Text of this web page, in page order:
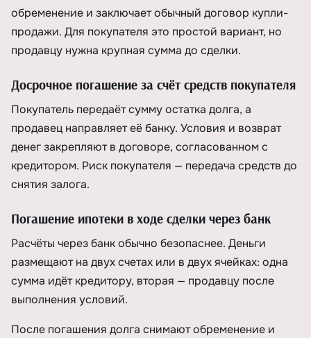
обременение и заключает обычный договор купли-
продажи. Для покупателя это простой вариант, но
продавцу нужна крупная сумма до сделки.
Досрочное погашение за счёт средств покупателя
Покупатель передаёт сумму остатка долга, а
продавец направляет её банку. Условия и возврат
денег закрепляют в договоре, согласованном с
кредитором. Риск покупателя — передача средств до
снятия залога.
Погашение ипотеки в ходе сделки через банк
Расчёты через банк обычно безопаснее. Деньги
размещают на двух счетах или в двух ячейках: одна
сумма идёт кредитору, вторая — продавцу после
выполнения условий.
После погашения долга снимают обременение и